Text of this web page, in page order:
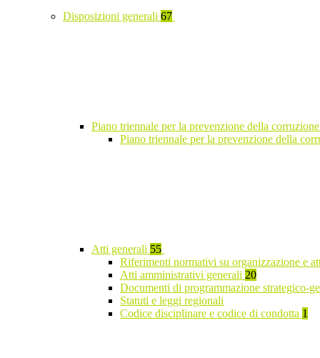
Disposizioni generali 67
Piano triennale per la prevenzione della
Piano triennale per la prevenzione della
Atti generali 55
Riferimenti normativi su organizzazione e
Atti amministrativi generali 20
Documenti di programmazione strategico-
Statuti e leggi regionali
Codice disciplinare e codice di condotta 1